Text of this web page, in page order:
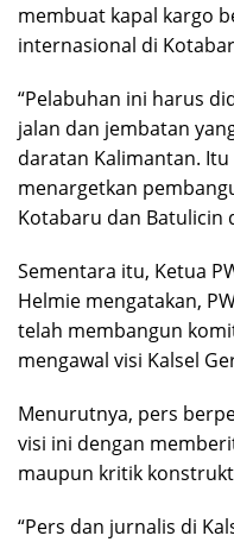
membuat kapal kargo
internasional di
“Pelabuhan ini harus
jalan dan jembatan
daratan Kalimantan.
menargetkan
Kotabaru dan Batulicin
Sementara itu, Ketua
Helmie mengatakan,
telah membangun
mengawal visi Kalsel
Menurutnya, pers
visi ini dengan
maupun kritik
“Pers dan jurnalis di